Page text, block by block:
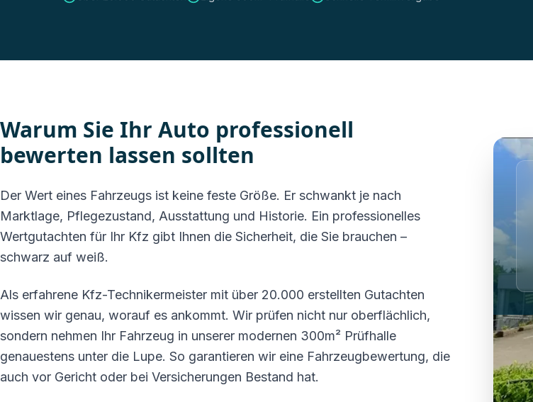
Warum Sie Ihr Auto professionell
bewerten lassen sollten
Der Wert eines Fahrzeugs ist keine feste Größe. Er schwankt je nach
Marktlage, Pflegezustand, Ausstattung und Historie. Ein professionelles
Wertgutachten für Ihr Kfz gibt Ihnen die Sicherheit, die Sie brauchen –
schwarz auf weiß.
Als erfahrene Kfz-Technikermeister mit über 20.000 erstellten Gutachten
wissen wir genau, worauf es ankommt. Wir prüfen nicht nur oberflächlich,
sondern nehmen Ihr Fahrzeug in unserer modernen 300m² Prüfhalle
genauestens unter die Lupe. So garantieren wir eine Fahrzeugbewertung, die
auch vor Gericht oder bei Versicherungen Bestand hat.